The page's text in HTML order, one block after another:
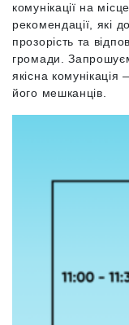
комунікації на
рекомендації, які
прозорість та
громади.
якісна
його мешканців.